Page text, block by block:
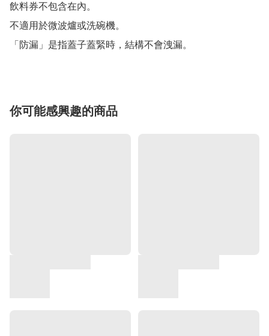
飲料券不包含在內。
不適用於微波爐或洗碗機。
「防漏」是指蓋子蓋緊時，結構不會洩漏。
你可能感興趣的商品